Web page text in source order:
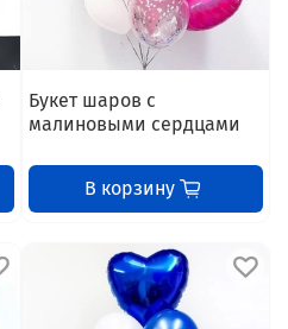
Букет шаров с
малиновыми сердцами
В корзину